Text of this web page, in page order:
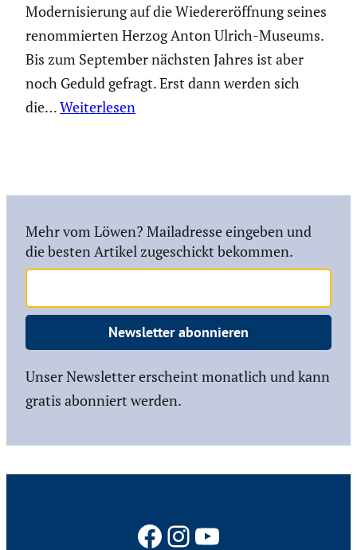
Moder­ni­sie­rung auf die Wieder­eröff­nung seines
renom­mierten Herzog Anton Ulrich-Museums.
Bis zum September nächsten Jahres ist aber
noch Geduld gefragt. Erst dann werden sich
die…Weiterlesen
Mehr vom Löwen? Mailadresse eingeben und
die besten Artikel zugeschickt bekommen.
Newsletter abonnieren
Unser Newsletter erscheint monatlich und kann
gratis abonniert werden.
Facebook
Instagram
YouTube